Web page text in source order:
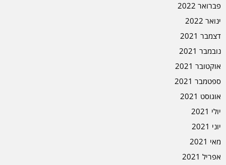
פברואר 2022
ינואר 2022
דצמבר 2021
נובמבר 2021
אוקטובר 2021
ספטמבר 2021
אוגוסט 2021
יולי 2021
יוני 2021
מאי 2021
אפריל 2021